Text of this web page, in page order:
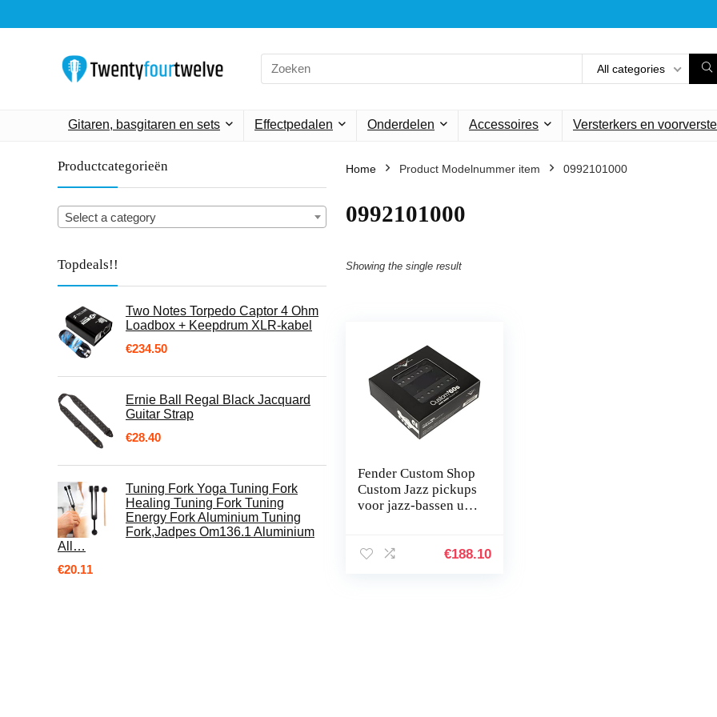
Search
for:
All categories
Gitaren, basgitaren en sets Effectpedalen Onderdelen Accessoires Versterkers en
Productcategorieën
Select a category
Topdeals!!
Two Notes Torpedo Captor 4 Ohm
Loadbox + Keepdrum XLR-kabel
€234.50
Ernie Ball Regal Black Jacquard
Guitar Strap
€28.40
Tuning Fork Yoga Tuning Fork
Healing Tuning Fork Tuning
Energy Fork Aluminium Tuning
Fork,Jadpes Om136.1 Aluminium
All…
€20.11
Home Product Modelnummer item ‎0992101000
‎0992101000
Showing the single result
Fender Custom Shop
Custom Jazz pickups
voor jazz-bassen uit
€188.10